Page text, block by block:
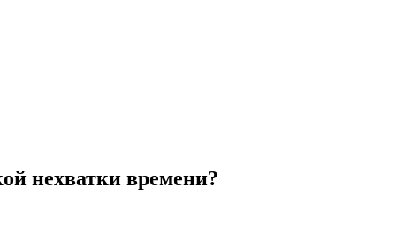
нехватки времени?